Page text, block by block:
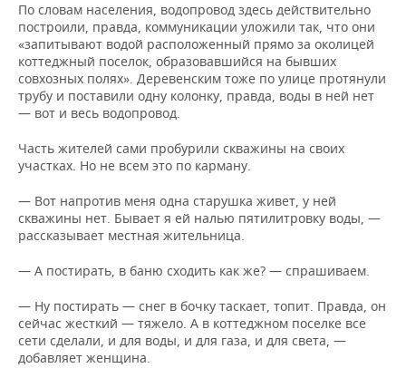
По словам населения, водопровод здесь действительно
построили, правда, коммуникации уложили так, что они
«запитывают водой расположенный прямо за околицей
коттеджный поселок, образовавшийся на бывших
совхозных полях». Деревенским тоже по улице протянули
трубу и поставили одну колонку, правда, воды в ней нет
— вот и весь водопровод.
Часть жителей сами пробурили скважины на своих
участках. Но не всем это по карману.
— Вот напротив меня одна старушка живет, у ней
скважины нет. Бывает я ей налью пятилитровку воды, —
рассказывает местная жительница.
— А постирать, в баню сходить как же? — спрашиваем.
— Ну постирать — снег в бочку таскает, топит. Правда, он
сейчас жесткий — тяжело. А в коттеджном поселке все
сети сделали, и для воды, и для газа, и для света, —
добавляет женщина.